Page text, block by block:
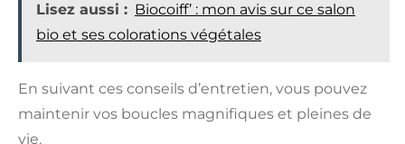
Lisez aussi : Biocoiff’ : mon avis sur ce salon
bio et ses colorations végétales
En suivant ces conseils d’entretien, vous pouvez
maintenir vos boucles magnifiques et pleines de
vie.